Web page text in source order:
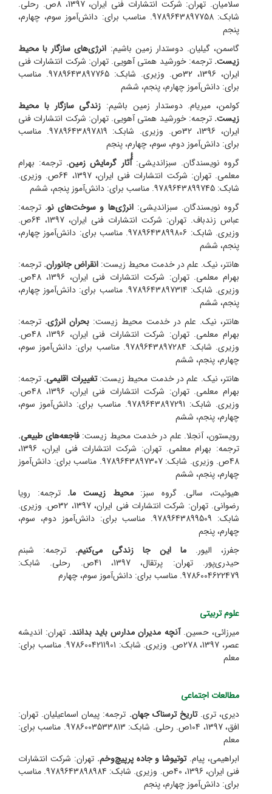
سلامیان.
تهران: شرکت انتشارات فنی ایران، 1397، 8ص. رحلی.
شابک: 9789643897758. مناسب برای: دانش‌آموز سوم، چهارم،
پنجم
گاسمن، گیلیان. دوستدار زمین باشیم: انرژی‌های سازگار با محیط
زیست. ترجمه: خورشید همتی آهویی. تهران: شرکت انتشارات فنی
ایران، 1396، 32ص. وزیری. شابک: 9789643897765. مناسب
برای: دانش‌آموز چهارم، پنجم، ششم
کولمن، میریام. دوستدار زمین باشیم: زندگی سازگار با محیط
زیست. ترجمه: خورشید همتی آهویی. تهران: شرکت انتشارات فنی
ایران، 1396، 32ص. وزیری. شابک: 9789643897819. مناسب
برای: دانش‌آموز دوم، سوم، چهارم، پنجم
گروه نویسندگان. سبزاندیشی:ٔٔٔآثار گرمایش زمین. ترجمه: بهرام
معلمی.
تهران: شرکت انتشارات فنی ایران، 1397، 64ص. وزیری.
شابک: 9789643899745. مناسب برای: دانش‌آموز پنجم، ششم
گروه نویسندگان. سبزاندیشی:انرژی‌ها و سوخت‌های نو. ترجمه:
عباس زندباف.
تهران: شرکت انتشارات فنی ایران، 1397، 64ص.
وزیری. شابک: 9789643899806. مناسب برای: دانش‌آموز چهارم،
پنجم، ششم
هانتر، نیک. علم در خدمت محیط زیست: انقراض جانوران. ترجمه:
بهرام معلمی.
تهران: شرکت انتشارات فنی ایران، 1396، 48ص.
وزیری. شابک: 9789643897314. مناسب برای: دانش‌آموز چهارم،
پنجم، ششم
هانتر، نیک. علم در خدمت محیط زیست: بحران انرژی. ترجمه:
بهرام معلمی.
تهران: شرکت انتشارات فنی ایران، 1396، 48ص.
وزیری. شابک: 9789643897284. مناسب برای: دانش‌آموز سوم،
چهارم، پنجم، ششم
هانتر، نیک. علم در خدمت محیط زیست:تغییرات اقلیمی. ترجمه:
بهرام معلمی.
تهران: شرکت انتشارات فنی ایران، 1396، 48ص.
وزیری. شابک: 9789643897291. مناسب برای: دانش‌آموز سوم،
چهارم، پنجم، ششم
رویستون، آنجلا. علم در خدمت محیط زیست:فاجعه‌های طبیعی.
ترجمه: بهرام معلمی.
تهران: شرکت انتشارات فنی ایران، 1396،
48ص. وزیری. شابک: 9789643897307. مناسب برای: دانش‌آموز
چهارم، پنجم، ششم
هیوئیت، سالی. گروه سبز:محیط زیست ما. ترجمه: رویا
رضوانی.
تهران: شرکت انتشارات فنی ایران، 1397، 32ص. وزیری.
شابک: 9789643899509. مناسب برای: دانش‌آموز دوم، سوم،
چهارم، پنجم
جفرز، الیور. ما این جا زندگی می‌کنیم. ترجمه: شبنم
حیدری‌پور.
تهران: پرتقال، 1397، 41ص. رحلی. شابک:
9786004622479. مناسب برای: دانش‌آموز سوم، چهارم
علوم تربیتی
میرزائی، حسین.آنچه مدیران مدارس باید بدانند. تهران: اندیشه
عصر، 1397، 278ص. وزیری. شابک: 9786004211901. مناسب برای:
معلم
مطالعات اجتماعی
دیری، تری.تاریخ ترسناک جهان. ترجمه: پیمان اسماعیلیان. تهران:
افق، 1397، 104ص. رحلی. شابک: 9786003533813. مناسب برای:
معلم
ابراهیمی، پیام.توتیوشا و جاده پرپیچ‌و‌خم. تهران: شرکت انتشارات
فنی ایران، 1396، 40ص. وزیری. شابک: 9789643898984. مناسب
برای: دانش‌آموز چهارم، پنجم